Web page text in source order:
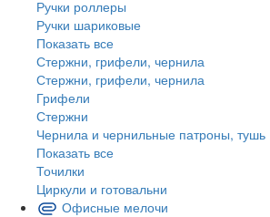
Ручки роллеры
Ручки шариковые
Показать все
Стержни, грифели, чернила
Стержни, грифели, чернила
Грифели
Стержни
Чернила и чернильные патроны, тушь
Показать все
Точилки
Циркули и готовальни
Офисные мелочи